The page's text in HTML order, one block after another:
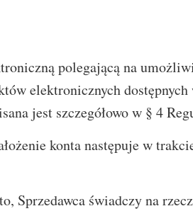
polegającą na
elektronicznych
jest szczegółowo w § 4
konta następuje w
świadczy na